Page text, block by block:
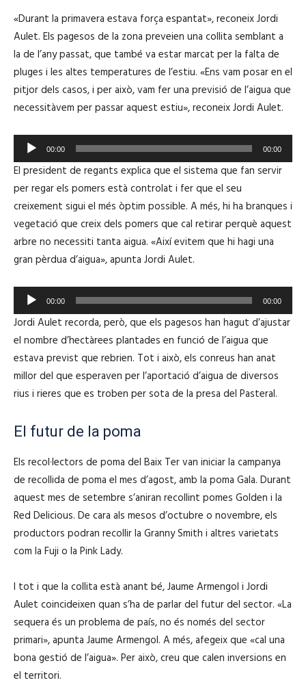
r
d
'
à
u
d
i
«Durant la primavera estava força espantat», reconeix Jordi
Aulet. Els pagesos de la zona preveien una collita semblant a
la de l’any passat, que també va estar marcat per la falta de
pluges i les altes temperatures de l’estiu. «Ens vam posar en el
pitjor dels casos, i per això, vam fer una previsió de l’aigua que
necessitàvem per passar aquest estiu», reconeix Jordi Aulet.
e
p
r
o
d
u
c
t
r
d
'
à
u
00:00 00:00
El president de regants explica que el sistema que fan servir
per regar els pomers està controlat i fer que el seu
creixement sigui el més òptim possible. A més, hi ha branques i
vegetació que creix dels pomers que cal retirar perquè aquest
arbre no necessiti tanta aigua. «Així evitem que hi hagi una
gran pèrdua d’aigua», apunta Jordi Aulet.
e
p
r
o
d
u
t
o
'
u
i
o
00:00 00:00
Jordi Aulet recorda, però, que els pagesos han hagut d’ajustar
el nombre d’hectàrees plantades en funció de l’aigua que
estava previst que rebrien. Tot i això, els conreus han anat
millor del que esperaven per l’aportació d’aigua de diversos
rius i rieres que es troben per sota de la presa del Pasteral.
El futur de la poma
Els recol·lectors de poma del Baix Ter van iniciar la campanya
de recollida de poma el mes d’agost, amb la poma Gala. Durant
aquest mes de setembre s’aniran recollint pomes Golden i la
Red Delicious. De cara als mesos d’octubre o novembre, els
productors podran recollir la Granny Smith i altres varietats
com la Fuji o la Pink Lady.
I tot i que la collita està anant bé, Jaume Armengol i Jordi
Aulet coincideixen quan s’ha de parlar del futur del sector. «La
sequera és un problema de país, no és només del sector
primari», apunta Jaume Armengol. A més, afegeix que «cal una
bona gestió de l’aigua». Per això, creu que calen inversions en
el territori.